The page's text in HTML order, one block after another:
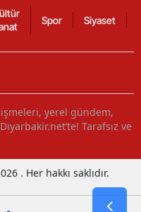
Spor Siyaset
yerel gündem,
Tarafsız ve
. Her hakkı saklıdır.